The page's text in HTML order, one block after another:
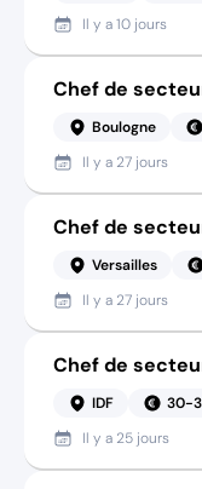
Il y a10 jours
Chef de
Boulogne
Il y a 27 jours
Chef de
Versailles
Il y a 27 jours
Chef de
IDF
30-
Il y a 25 jours